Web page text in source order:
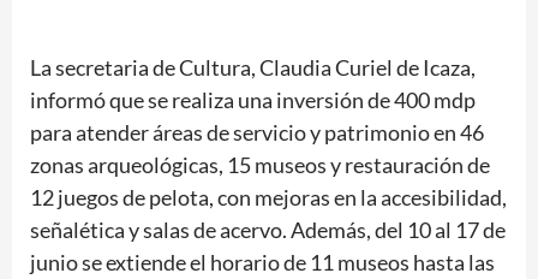
La secretaria de Cultura, Claudia Curiel de Icaza,
informó que se realiza una inversión de 400 mdp
para atender áreas de servicio y patrimonio en 46
zonas arqueológicas, 15 museos y restauración de
12 juegos de pelota, con mejoras en la accesibilidad,
señalética y salas de acervo. Además, del 10 al 17 de
junio se extiende el horario de 11 museos hasta las